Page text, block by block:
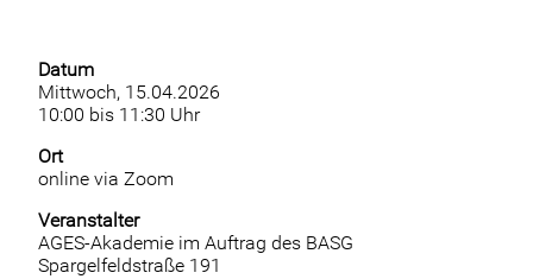
Datum
Mittwoch, 15.04.2026
10:00 bis 11:30 Uhr
Ort
online via Zoom
Veranstalter
AGES-Akademie im Auftrag des BASG
Spargelfeldstraße 191